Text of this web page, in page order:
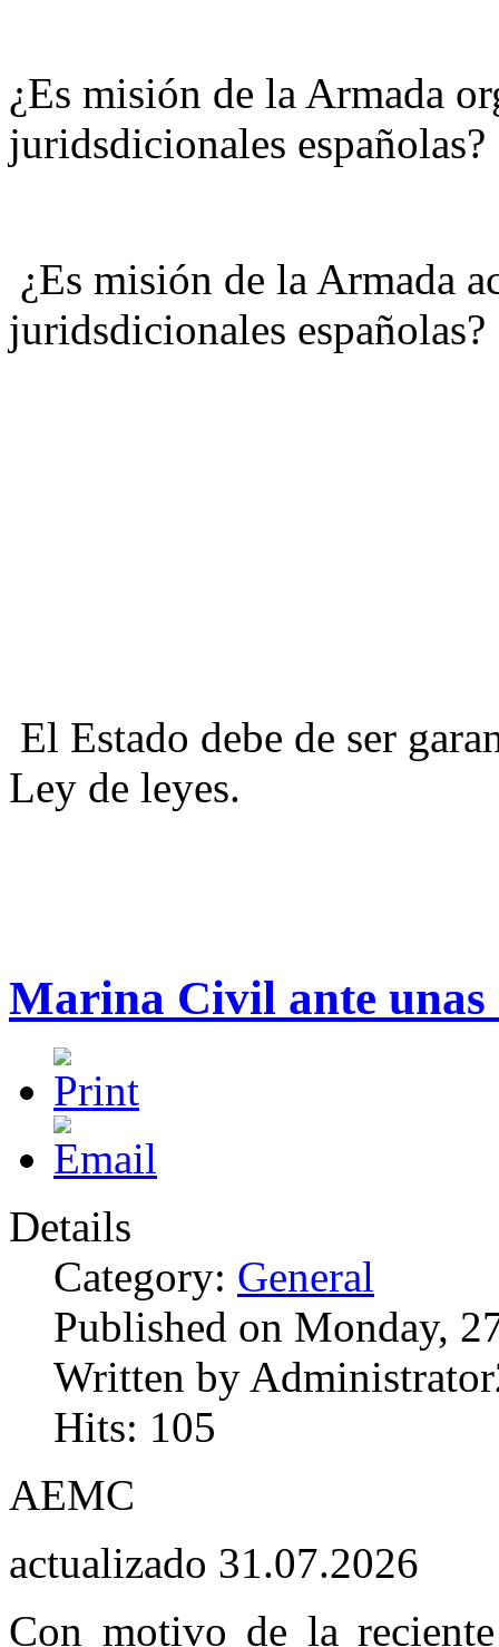
¿Es misión de la Armada
juridsdicionales españolas?
¿Es misión de la Armada
juridsdicionales españolas?
El Estado debe de ser
Ley de leyes.
Marina Civil ante unas
Details
Category: General
Published on Monday,
Written by
Hits: 105
AEMC
actualizado 31.07.2026
Con motivo de la